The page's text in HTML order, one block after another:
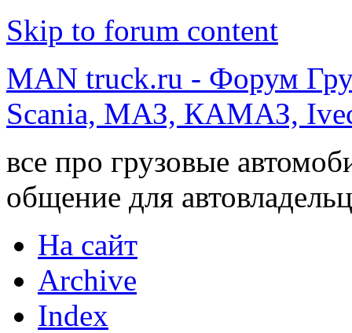
Skip to forum content
MAN truck.ru - Форум
Scania, МАЗ, КАМАЗ,
все про грузовые
общение для
На сайт
Archive
Index